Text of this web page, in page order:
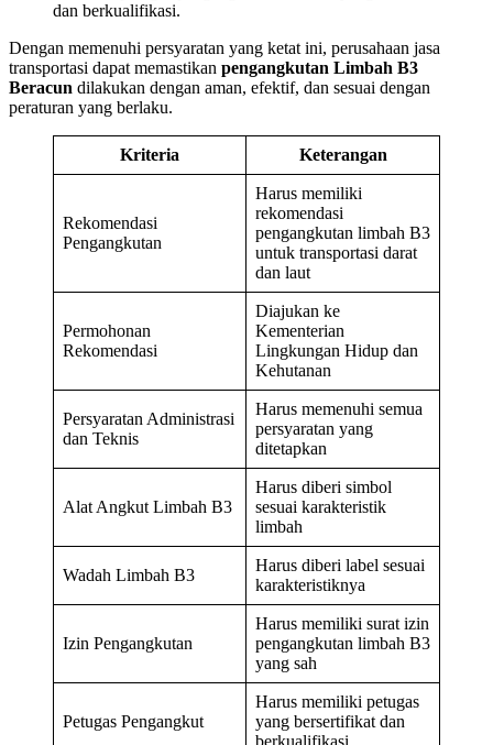
dan berkualifikasi.
Dengan memenuhi persyaratan yang ketat ini, perusahaan jasa
transportasi dapat memastikan pengangkutan Limbah B3
Beracun dilakukan dengan aman, efektif, dan sesuai dengan
peraturan yang berlaku.
Kriteria Keterangan
Rekomendasi
Pengangkutan
Harus memiliki
rekomendasi
pengangkutan limbah B3
untuk transportasi darat
dan laut
Permohonan
Rekomendasi
Diajukan ke
Kementerian
Lingkungan Hidup dan
Kehutanan
Persyaratan Administrasi
dan Teknis
Harus memenuhi semua
persyaratan yang
ditetapkan
Alat Angkut Limbah B3
Harus diberi simbol
sesuai karakteristik
limbah
Wadah Limbah B3
Harus diberi label sesuai
karakteristiknya
Izin Pengangkutan
Harus memiliki surat izin
pengangkutan limbah B3
yang sah
Petugas Pengangkut
Harus memiliki petugas
yang bersertifikat dan
berkualifikasi